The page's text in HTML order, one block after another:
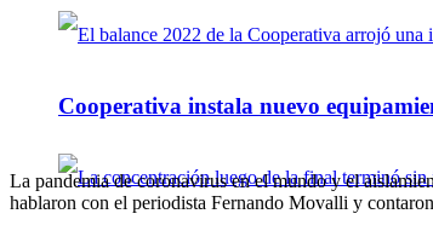
Cooperativa instala nuevo
La pandemia de coronavirus en el mundo y el
hablaron con el periodista Fernando Movalli y